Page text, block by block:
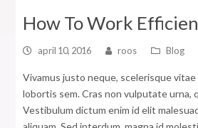
How To Work
april 10, 2016 roos Blog
Vivamus justo neque, scelerisque vitae
lobortis sem. Cras non vulputate urna,
Vestibulum dictum enim id elit